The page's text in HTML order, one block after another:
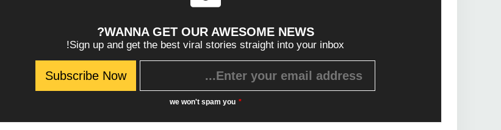
WANNA GET OUR AWESOME NEWS?
Sign up and get the best viral stories straight into your inbox!
*
we won't spam you